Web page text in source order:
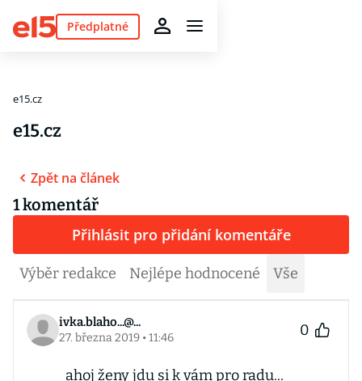
Předplatné
e15.cz
e15.cz
Zpět na článek
1 komentář
Přihlásit pro přidání komentáře
Výběr redakce Nejlépe hodnocené Vše
ivka.blaho...@...
27. března 2019 • 11:46 0
ahoj ženy jdu si k vám pro radu...